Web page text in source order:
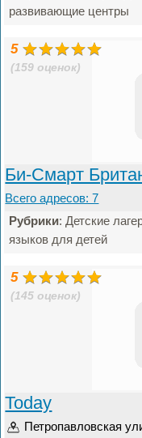
развивающие центры
5
(159 оценок)
Би-Смарт
Всего адресов: 7
Рубрики: Детские
языков для детей
5
(145 оценок)
Today
Петропавловская